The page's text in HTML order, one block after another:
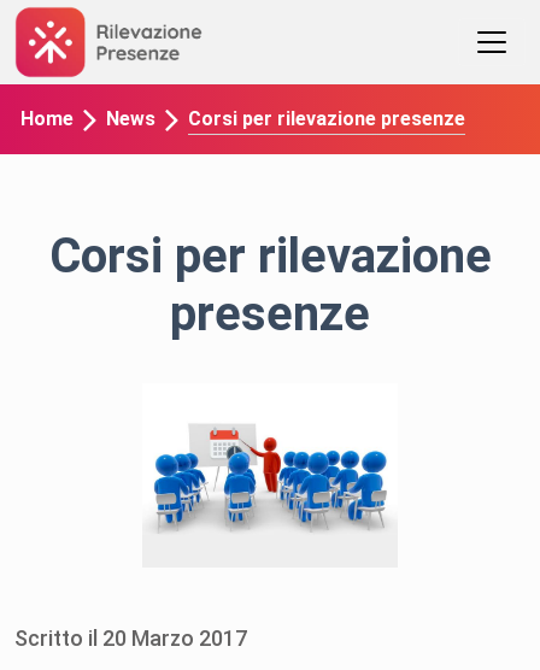
Home News Corsi per rilevazione presenze
Corsi per rilevazione
presenze
Scritto il 20 Marzo 2017